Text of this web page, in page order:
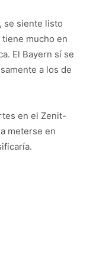
se siente listo
mucho en
El Bayern sí se
a los de
en el Zenit-
meterse en